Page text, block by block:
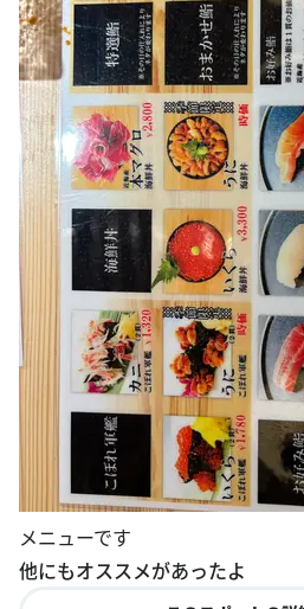
メニューです
他にもオススメがあったよ